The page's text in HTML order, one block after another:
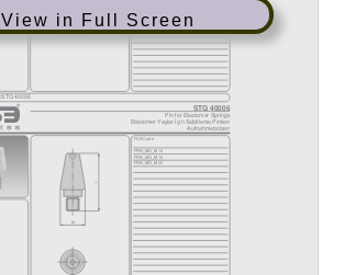
View in Full Screen